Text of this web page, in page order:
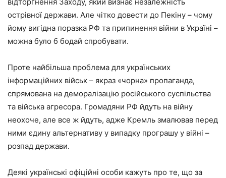
острівної держави. Але чітко довести до Пекіну – чому
йому вигідна поразка РФ та припинення війни в Україні –
можна було б бодай спробувати.
Проте найбільша проблема для українських
інформаційних військ – якраз «чорна» пропаганда,
спрямована на деморалізацію російського суспільства
та війська агресора. Громадяни РФ йдуть на війну
неохоче, але все ж йдуть, адже Кремль змалював перед
ними єдину альтернативу у випадку програшу у війні –
розпад держави.
Деякі українські офіційні особи кажуть про те, що за